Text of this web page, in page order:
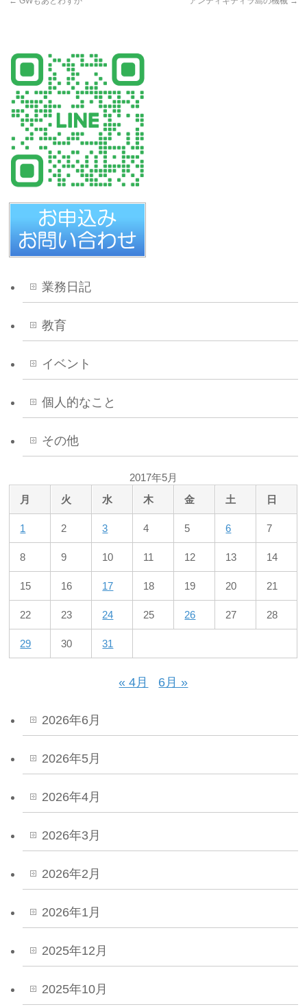
業務日記
教育
イベント
個人的なこと
その他
2017年5月
月
火 水 木 金 土 日
1 2 3 4 5 6 7
8 9 10 11 12 13 14
15 16 17 18 19 20 21
22 23 24 25 26 27 28
29 30 31
« 4月 6月 »
2026年6月
2026年5月
2026年4月
2026年3月
2026年2月
2026年1月
2025年12月
2025年10月